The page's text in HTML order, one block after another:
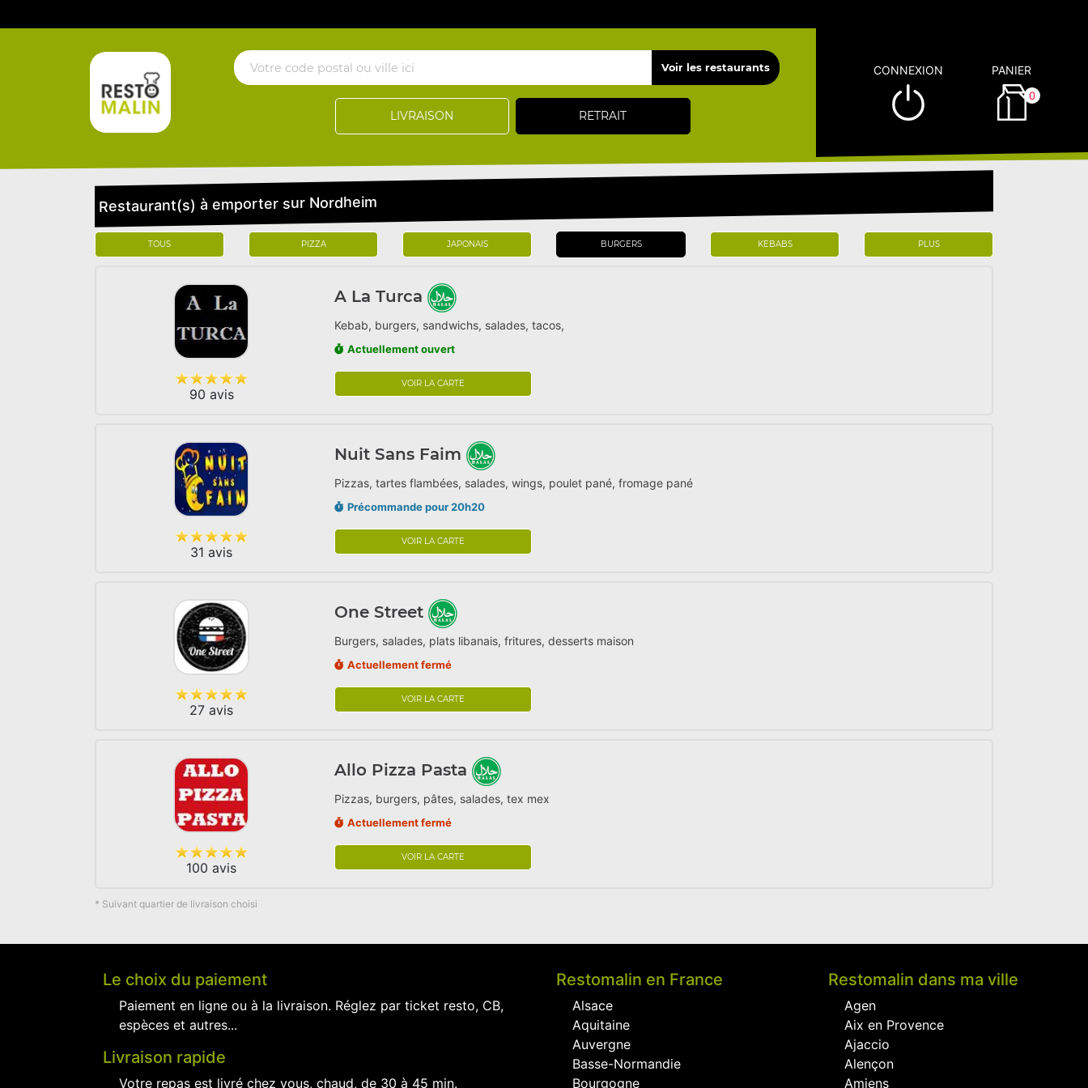
LIVRAISON RETRAIT
CONNEXION PANIER
0
Restaurant(s) à emporter sur Nordheim
TOUS PIZZA JAPONAIS BURGERS KEBABS PLUS
90 avis
A La Turca
Kebab, burgers, sandwichs, salades, tacos,
Actuellement ouvert
VOIR LA CARTE
31 avis
Nuit Sans Faim
Pizzas, tartes flambées, salades, wings, poulet pané, fromage pané
Précommande pour 20h20
VOIR LA CARTE
27 avis
One Street
Burgers, salades, plats libanais, fritures, desserts maison
Actuellement fermé
VOIR LA CARTE
100 avis
Allo Pizza Pasta
Pizzas, burgers, pâtes, salades, tex mex
Actuellement fermé
VOIR LA CARTE
* Suivant quartier de livraison choisi
Le choix du paiement
Paiement en ligne ou à la livraison. Réglez par ticket resto, CB,
espèces et autres...
Livraison rapide
Votre repas est livré chez vous, chaud, de 30 à 45 min.
Restomalin en France
Alsace
Aquitaine
Auvergne
Basse-Normandie
Bourgogne
Restomalin dans ma ville
Agen
Aix en Provence
Ajaccio
Alençon
Amiens